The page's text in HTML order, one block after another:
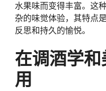
水果味而变得丰富。这
杂的味觉体验，其特点
反思和持久的愉悦。
在调酒学
用